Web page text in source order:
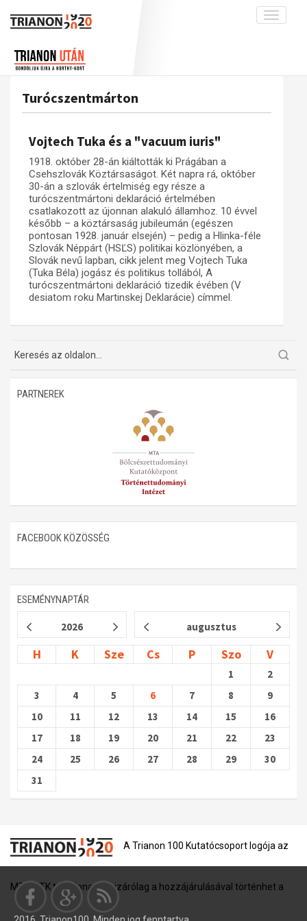
Toggle
interpretációk
A békerendszer megszilárdulása
Utókor és emlékezet
Adatbázis
Emlékművek (feltöltés alatt)
Menekültek
Visszhang
Publikációk
Kapcsolat
Trianon-kommentár
Dokumentumok
A trianoni szerződés
Műhelymunkák
Turócszentmárton
Vojtech Tuka és a "vacuum iuris"
1918. október 28-án kiáltották ki Prágában a
Csehszlovák Köztársaságot. Két napra rá, október
30-án a szlovák értelmiség egy része a
turócszentmártoni deklaráció értelmében
csatlakozott az újonnan alakuló államhoz. 10 évvel
később – a köztársaság jubileumán (egészen
pontosan 1928. január elsején) – pedig a Hlinka-féle
Szlovák Néppárt (HSĽS) politikai közlönyében, a
Slovák nevű lapban, cikk jelent meg Vojtech Tuka
(Tuka Béla) jogász és politikus tollából, A
turócszentmártoni deklaráció tizedik évében (V
desiatom roku Martinskej Deklarácie) címmel.
PARTNEREK
FACEBOOK KÖZÖSSÉG
ESEMÉNYNAPTÁR
2026 augusztus
H K Sze Cs P Szo V
1
2
3
4 5 6 7 8
9
10
11 12 13 14 15
16
17
18 19 20 21 22
23
24
25 26 27 28 29
30
31
A Trianon 100 Kutatócsoport logója az
MTA BTK tulajdona, és kizárólag a hozzájárulásával történhet a